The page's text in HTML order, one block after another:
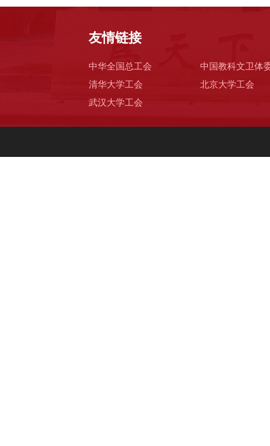
友情链接
中华全国总工会
中国教科文卫体
清华大学工会
北京大学工会
武汉大学工会